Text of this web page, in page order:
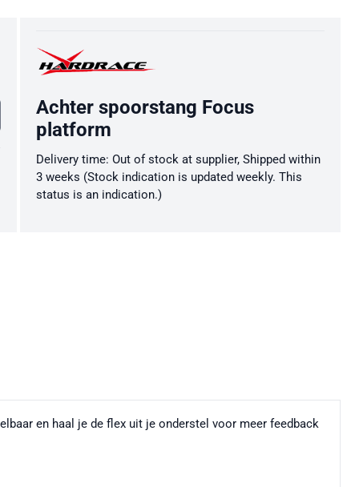
Achter spoorstang Focus
platform
Delivery time: Out of stock at supplier, Shipped within
3 weeks (Stock indication is updated weekly. This
status is an indication.)
en haal je de flex uit je onderstel voor meer feedback